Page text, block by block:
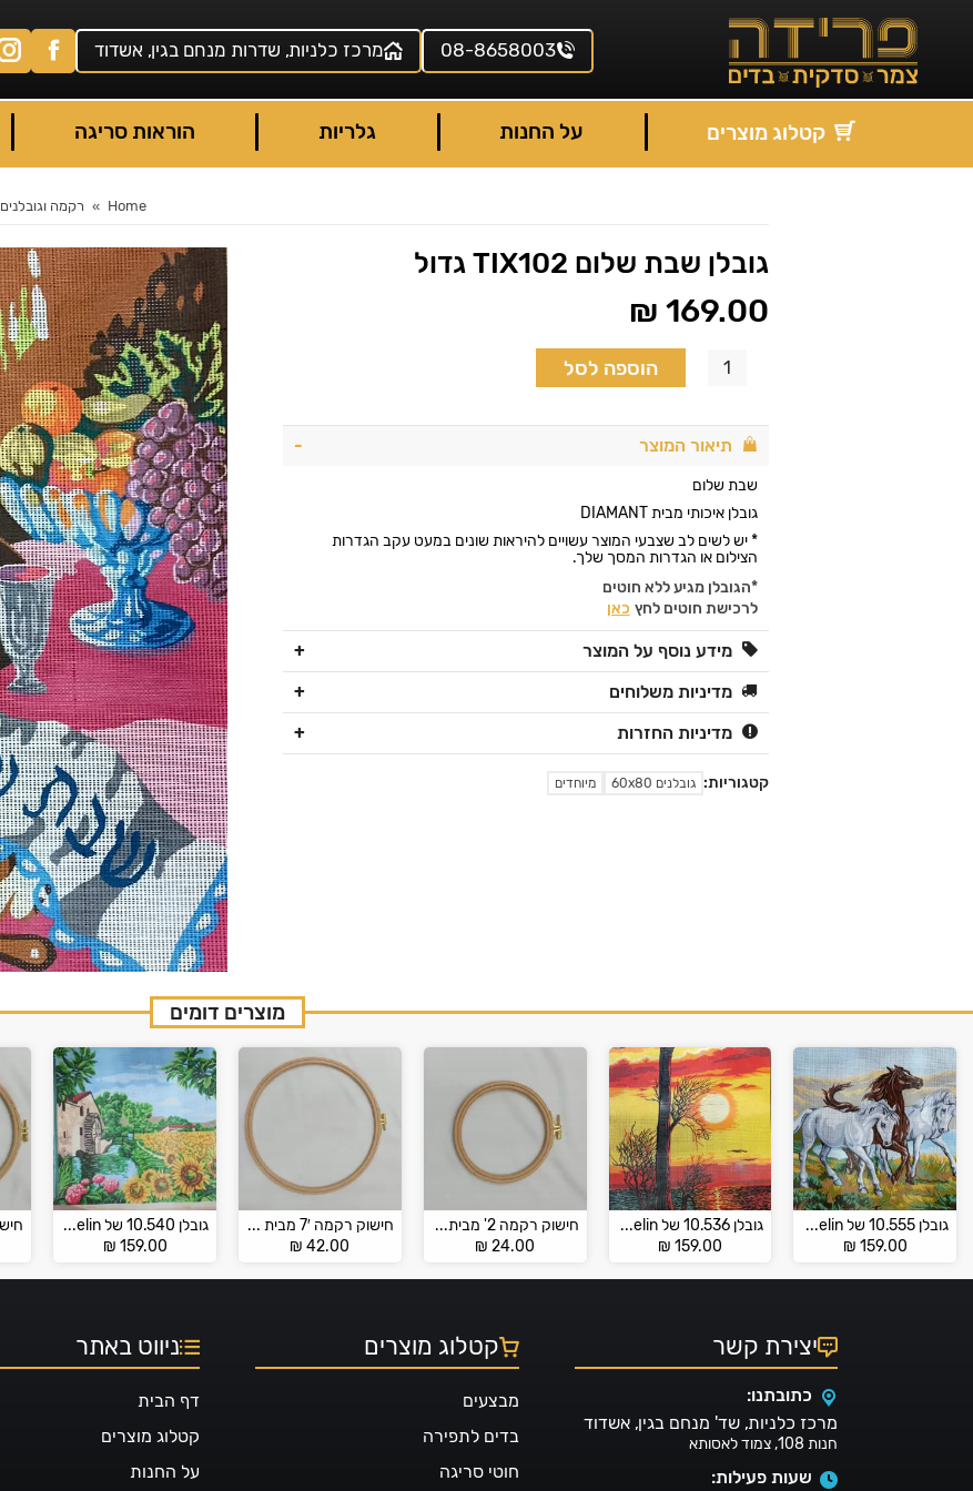
08-8658003 מרכז כלניות, שדרות מנחם בגין, אשדוד
קטלוג מוצרים על החנות גלריות הוראות סריגה
Home רקמה וגובלנים
גובלן שבת שלום TIX102 גדול
₪ 169.00
הוספה לסל
תיאור המוצר
שבת שלום
גובלן איכותי מבית DIAMANT
* יש לשים לב שצבעי המוצר עשויים להיראות שונים במעט עקב הגדרות
הצילום או הגדרות המסך שלך.
*הגובלן מגיע ללא חוטים
לרכישת חוטים לחץ כאן
מידע נוסף על המוצר
מדיניות משלוחים
מדיניות החזרות
קטגוריות: גובלנים 60x80 מיוחדים
מוצרים דומים
גובלן 10.555 של Gobelin
₪ 159.00
גובלן 10.536 של Gobelin
₪ 159.00
חישוק רקמה 2' מבית – NURGE
₪ 24.00
חישוק רקמה 7′ מבית – NURGE
₪ 42.00
גובלן 10.540 של Gobelin
₪ 159.00
יצירת קשר
כתובתנו:
מרכז כלניות, שד' מנחם בגין, אשדוד
חנות 108, צמוד לאסותא
שעות פעילות:
קטלוג מוצרים
מבצעים
בדים לתפירה
חוטי סריגה
ניווט באתר
דף הבית
קטלוג מוצרים
על החנות